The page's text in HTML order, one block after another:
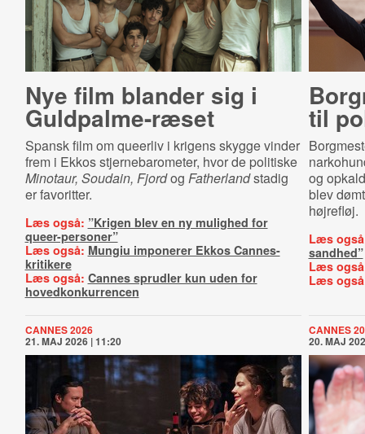
Nye film blander sig i
Guld­pal­me-​ræ­set
Spansk film om queerliv i krigens skygge vinder
frem i Ekkos stjernebarometer, hvor de politiske
Minotaur, Soudain, Fjordog Fatherlandstadig
er favoritter.
Læs også: ”Krigen blev en ny mulighed for
queer-personer”
Læs også: Mungiu imponerer Ekkos Cannes-
kritikere
Læs også: Cannes sprudler kun uden for
hovedkonkurrencen
til
og
blev
højrefløj.
Læs
sandhed”
Læs
Læs
CANNES 2026
21. MAJ 2026 | 11:20
CANNES
20. MAJ